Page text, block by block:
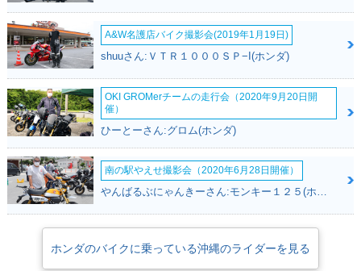
2003年 FTR モノト
ーンカラー・マイナ
ーチェンジ
2003年 FTR トリコ
ロールカラー・マイ
ナーチェンジ
2002年 FTR223D・
特別・限定仕様
2002年 FTR・マイ
ナーチェンジ
2001年 FTR・カラ
ーチェンジ
2000年 FTR・新登
場
A&W名護店バイク撮影会(2019年1月19日)
shuuさん:ＶＴＲ１０００ＳＰ−I(ホンダ)
OKI GROMerチームの走行会（2020年9月20日開
催）
ひーとーさん:グロム(ホンダ)
南の駅やえせ撮影会（2020年6月28日開催）
やんばるぶにゃんきーさん:モンキー１２５(ホンダ)
ホンダのバイクに乗っている沖縄のライダーを見る